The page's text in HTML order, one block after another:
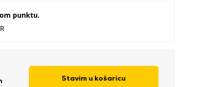
punktu.
Stavim u košaricu